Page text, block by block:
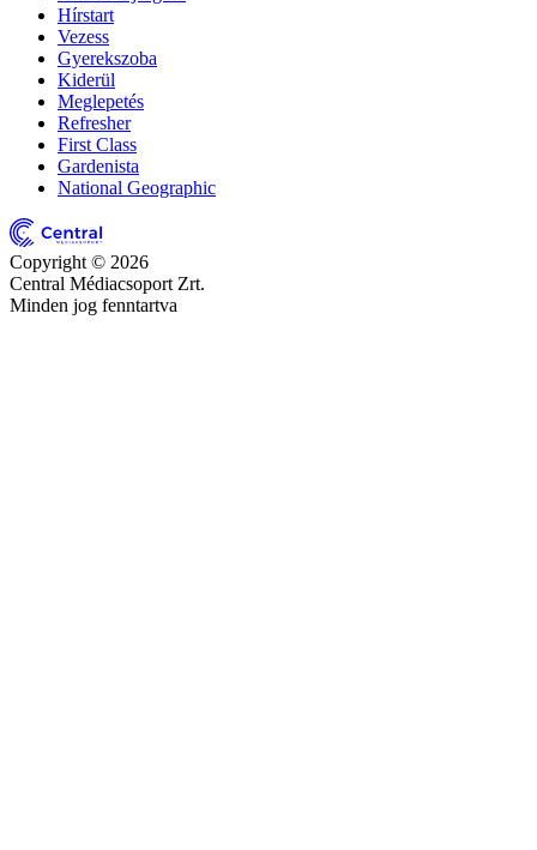
Hírstart
Vezess
Gyerekszoba
Kiderül
Meglepetés
Refresher
First Class
Gardenista
National Geographic
Copyright © 2026
Central Médiacsoport Zrt.
Minden jog fenntartva